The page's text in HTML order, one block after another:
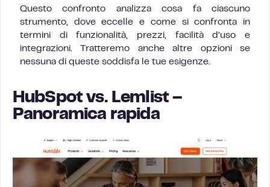
Questo confronto analizza cosa fa ciascuno
strumento, dove eccelle e come si confronta in
termini di funzionalità, prezzi, facilità d’uso e
integrazioni. Tratteremo anche altre opzioni se
nessuna di queste soddisfa le tue esigenze.
HubSpot vs. Lemlist –
Panoramica rapida